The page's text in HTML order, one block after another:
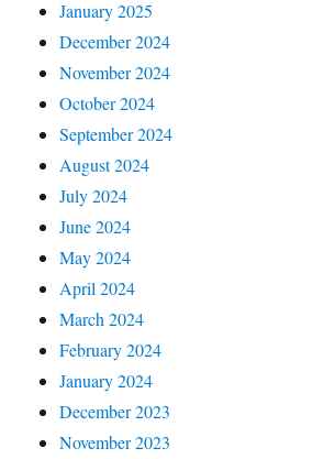
January 2025
December 2024
November 2024
October 2024
September 2024
August 2024
July 2024
June 2024
May 2024
April 2024
March 2024
February 2024
January 2024
December 2023
November 2023